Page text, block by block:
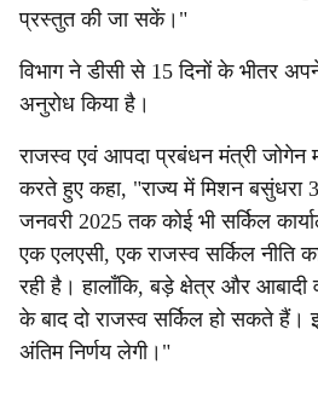
प्रस्तुत की जा सकें।"
विभाग ने डीसी से 15 दिनों के भीतर
अनुरोध किया है।
राजस्व एवं आपदा प्रबंधन मंत्री जोगेन
करते हुए कहा, "राज्य में मिशन बसुंधरा
जनवरी 2025 तक कोई भी सर्किल
एक एलएसी, एक राजस्व सर्किल नीति
रही है। हालाँकि, बड़े क्षेत्र और आबादी
के बाद दो राजस्व सर्किल हो सकते हैं।
अंतिम निर्णय लेगी।"